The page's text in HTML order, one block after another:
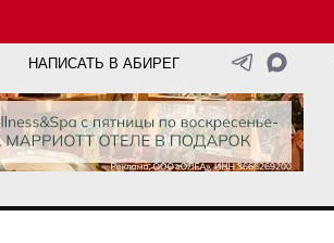
НАПИСАТЬ В АБИРЕГ